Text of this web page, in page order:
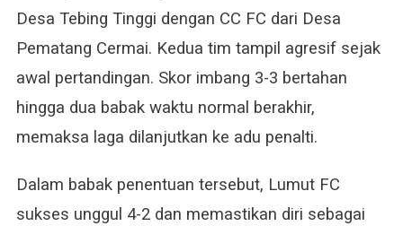
Desa Tebing Tinggi dengan CC FC dari Desa
Pematang Cermai. Kedua tim tampil agresif sejak
awal pertandingan. Skor imbang 3-3 bertahan
hingga dua babak waktu normal berakhir,
memaksa laga dilanjutkan ke adu penalti.
Dalam babak penentuan tersebut, Lumut FC
sukses unggul 4-2 dan memastikan diri sebagai